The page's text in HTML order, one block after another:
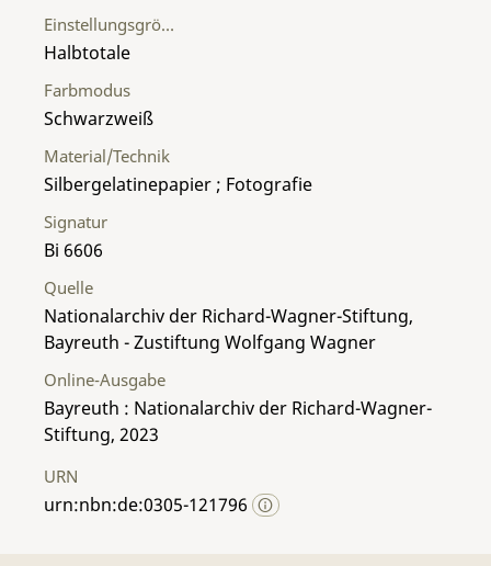
Material/Technik
Silbergelatinepapier ; Fotografie
Einstellungsgröße
Halbtotale
Farbmodus
Schwarzweiß
Signatur
Bi 6606
Quelle
Nationalarchiv der Richard-Wagner-Stiftung,
Bayreuth - Zustiftung Wolfgang Wagner
Online-Ausgabe
Bayreuth : Nationalarchiv der Richard-Wagner-
Stiftung, 2023
URN
urn:nbn:de:0305-121796